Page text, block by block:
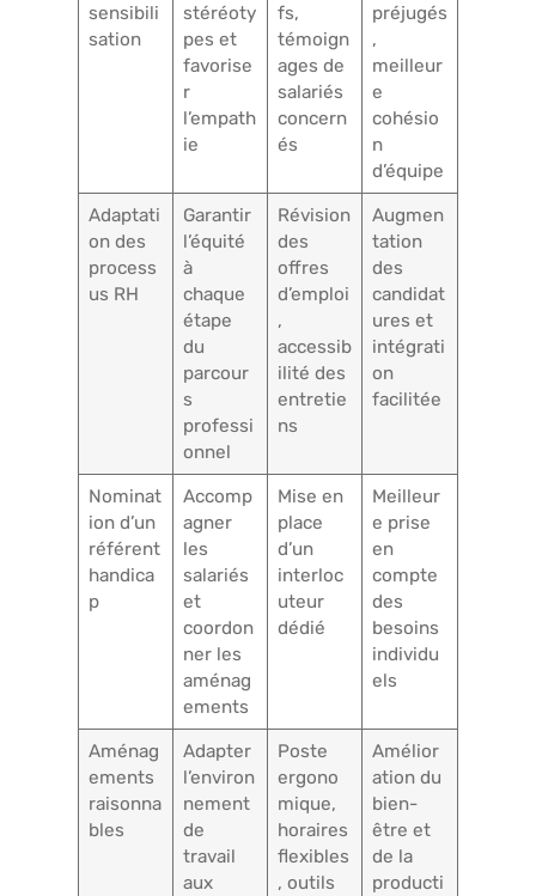
sensibili
sation
stéréoty
pes et
favorise
r
l’empath
ie
fs,
témoign
ages de
salariés
concern
és
préjugés
,
meilleur
e
cohésio
n
d’équipe
Adaptati
on des
process
us RH
Garantir
l’équité
à
chaque
étape
du
parcour
s
professi
onnel
Révision
des
offres
d’emploi
,
accessib
ilité des
entretie
ns
Augmen
tation
des
candidat
ures et
intégrati
on
facilitée
Nominat
ion d’un
référent
handica
p
Accomp
agner
les
salariés
et
coordon
ner les
aménag
ements
Mise en
place
d’un
interloc
uteur
dédié
Meilleur
e prise
en
compte
des
besoins
individu
els
Aménag
ements
raisonna
bles
Adapter
l’environ
nement
de
travail
aux
Poste
ergono
mique,
horaires
flexibles
, outils
Amélior
ation du
bien-
être et
de la
producti